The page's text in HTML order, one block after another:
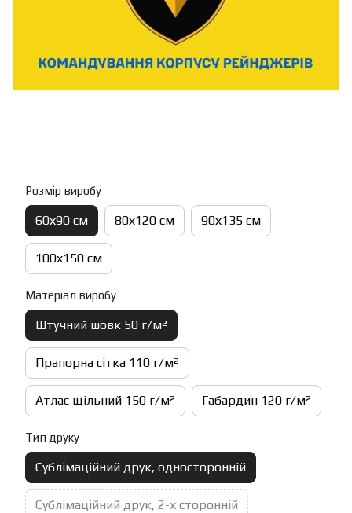
Розмір виробу
60х90 см 80х120 см 90х135 см
100х150 см
Матеріал виробу
Штучний шовк 50 г/м²
Прапорна сітка 110 г/м²
Атлас щільний 150 г/м² Габардин 120 г/м²
Тип друку
Сублімаційний друк, односторонній
Сублімаційний друк, 2-х сторонній